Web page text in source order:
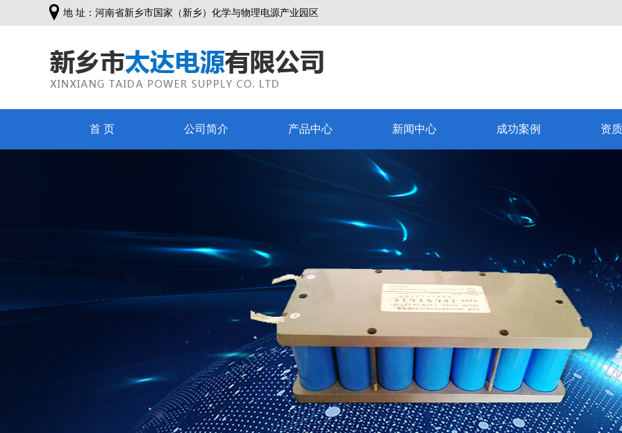
地 址：河南省新乡市国家（新乡）化学与物理电源产业园区
首 页 公司简介 产品中心 新闻中心 成功案例 资